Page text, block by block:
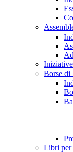
Borse di
Libri per